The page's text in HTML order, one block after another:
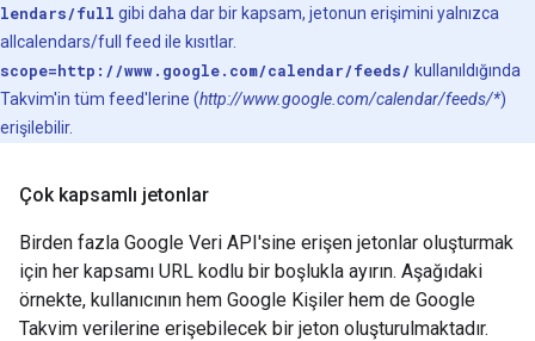
lendars/full gibi daha dar bir kapsam, jetonun erişimini yalnızca
allcalendars/full feed ile kısıtlar.
scope=http://www.google.com/calendar/feeds/ kullanıldığında
Takvim'in tüm feed'lerine (http://www.google.com/calendar/feeds/*)
erişilebilir.
Çok kapsamlı jetonlar
Birden fazla Google Veri API'sine erişen jetonlar oluşturmak
için her kapsamı URL kodlu bir boşlukla ayırın. Aşağıdaki
örnekte, kullanıcının hem Google Kişiler hem de Google
Takvim verilerine erişebilecek bir jeton oluşturulmaktadır.